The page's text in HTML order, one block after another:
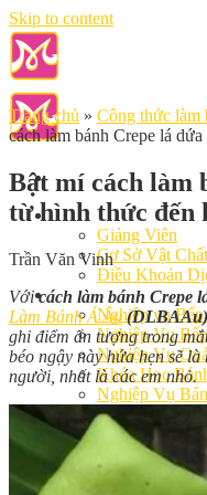
Skip to content
Giới Thiệu
Giảng Viên
Cơ Sở Vật Chất
Điều Khoản
Học Làm Bánh
Nghiệp vụ
Nghiệp Vụ
Nghiệp Vụ
Khóa Học
Nghiệp Vụ
Khóa Học Làm
Khóa Học
Khóa Học
Học Làm
Trang chủ » Công thức làm
cách làm bánh Crepe lá
Bật mí cách làm
từ hình thức đến
Trần Văn Vinh
Vớicách làm bánh Crepe
Làm Bánh Á Âu (DLBAAu)
ghi điểm ấn tượng trong
béo ngậy này hứa hẹn sẽ
người, nhất là các em nhỏ.